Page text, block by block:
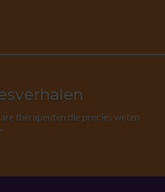
therapeuten die precies weten